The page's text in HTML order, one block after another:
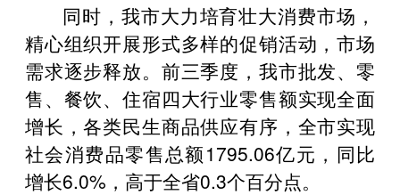
同时，我市大力培育壮大消费市场，
精心组织开展形式多样的促销活动，市场
需求逐步释放。前三季度，我市批发、零
售、餐饮、住宿四大行业零售额实现全面
增长，各类民生商品供应有序，全市实现
社会消费品零售总额1795.06亿元，同比
增长6.0%，高于全省0.3个百分点。